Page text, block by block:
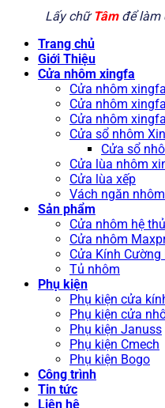
Lấy chữTâmđể làm
Trang chủ
Giới Thiệu
Cửa nhôm xingfa
Cửa nhôm
Cửa nhôm
Cửa nhôm
Cửa sổ nhôm
Cửa sổ
Cửa lùa nhôm
Cửa lùa xếp
Vách ngăn
Sản phẩm
Cửa nhôm hệ
Cửa nhôm
Cửa Kính Cường
Tủ nhôm
Phụ kiện
Phụ kiện cửa
Phụ kiện cửa
Phụ kiện Januss
Phụ kiện Cmech
Phụ kiện Bogo
Công trình
Tin tức
Liên hệ